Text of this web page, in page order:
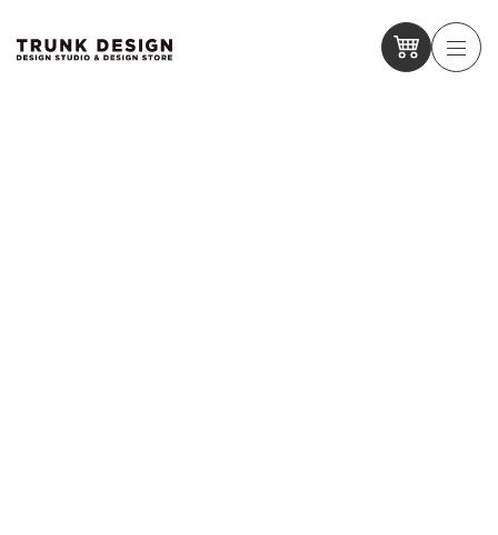
なる仲間を募集しています
【SHIOYA STORE】スタッフインタビュー / 産地の伝え手と